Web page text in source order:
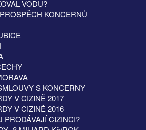
VODU?
KONCERNŮ
S KONCERNY
V CIZINĚ 2017
V CIZINĚ 2016
PRODÁVAJÍ CIZINCI?